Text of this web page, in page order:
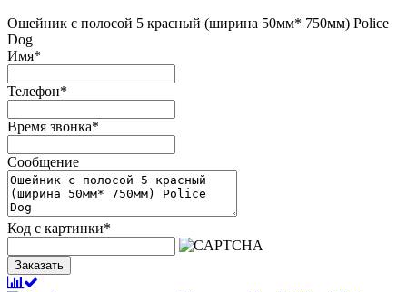
Ошейник с полосой 5 красный (ширина 50мм* 750мм) Police
Dog
Имя*
Телефон*
Время звонка*
Сообщение
Код с картинки*
Заказать